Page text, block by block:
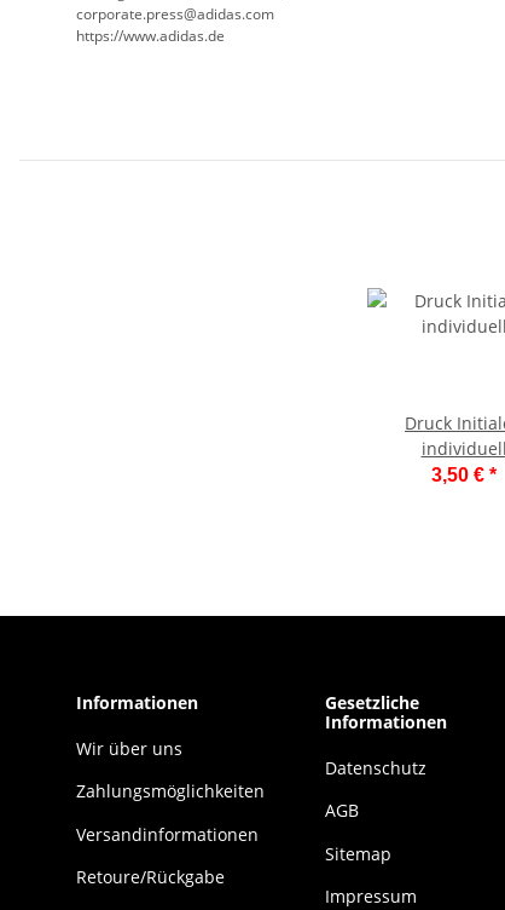
corporate.press@adidas.com
https://www.adidas.de
Druck
individuell
3,50 € *
Informationen
Wir über uns
Zahlungsmöglichkeiten
Versandinformationen
Retoure/Rückgabe
Gesetzliche
Informationen
Datenschutz
AGB
Sitemap
Impressum